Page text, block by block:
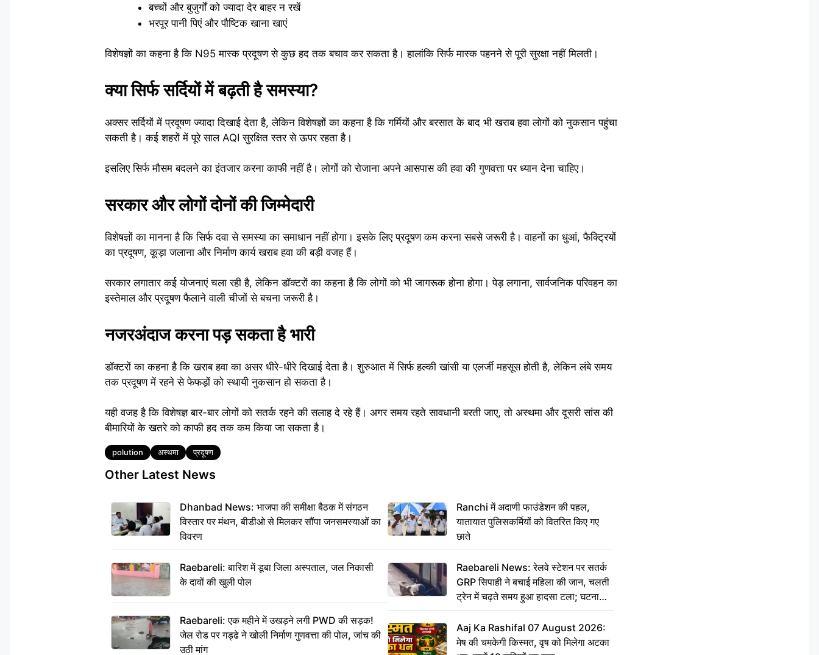
बच्चों और बुजुर्गों को ज्यादा देर बाहर न रखें
भरपूर पानी पिएं और पौष्टिक खाना खाएं
विशेषज्ञों का कहना है कि N95 मास्क प्रदूषण से कुछ हद तक बचाव कर सकता है। हालांकि सिर्फ मास्क पहनने से पूरी सुरक्षा नहीं मिलती।
क्या सिर्फ सर्दियों में बढ़ती है समस्या?
अक्सर सर्दियों में प्रदूषण ज्यादा दिखाई देता है, लेकिन विशेषज्ञों का कहना है कि गर्मियों और बरसात के बाद भी खराब हवा लोगों को नुकसान पहुंचा
सकती है। कई शहरों में पूरे साल AQI सुरक्षित स्तर से ऊपर रहता है।
इसलिए सिर्फ मौसम बदलने का इंतजार करना काफी नहीं है। लोगों को रोजाना अपने आसपास की हवा की गुणवत्ता पर ध्यान देना चाहिए।
सरकार और लोगों दोनों की जिम्मेदारी
विशेषज्ञों का मानना है कि सिर्फ दवा से समस्या का समाधान नहीं होगा। इसके लिए प्रदूषण कम करना सबसे जरूरी है। वाहनों का धुआं, फैक्ट्रियों
का प्रदूषण, कूड़ा जलाना और निर्माण कार्य खराब हवा की बड़ी वजह हैं।
सरकार लगातार कई योजनाएं चला रही है, लेकिन डॉक्टरों का कहना है कि लोगों को भी जागरूक होना होगा। पेड़ लगाना, सार्वजनिक परिवहन का
इस्तेमाल और प्रदूषण फैलाने वाली चीजों से बचना जरूरी है।
नजरअंदाज करना पड़ सकता है भारी
डॉक्टरों का कहना है कि खराब हवा का असर धीरे-धीरे दिखाई देता है। शुरुआत में सिर्फ हल्की खांसी या एलर्जी महसूस होती है, लेकिन लंबे समय
तक प्रदूषण में रहने से फेफड़ों को स्थायी नुकसान हो सकता है।
यही वजह है कि विशेषज्ञ बार-बार लोगों को सतर्क रहने की सलाह दे रहे हैं। अगर समय रहते सावधानी बरती जाए, तो अस्थमा और दूसरी सांस की
बीमारियों के खतरे को काफी हद तक कम किया जा सकता है।
Tags
polution अस्थमा प्रदूषण
Other Latest News
Dhanbad News: भाजपा की समीक्षा बैठक में संगठन
विस्तार पर मंथन, बीडीओ से मिलकर सौंपा जनसमस्याओं का
विवरण
Raebareli: बारिश में डूबा जिला अस्पताल, जल निकासी
के दावों की खुली पोल
Raebareli: एक महीने में उखड़ने लगी PWD की सड़क!
जेल रोड पर गड्ढे ने खोली निर्माण गुणवत्ता की पोल, जांच की
उठी मांग
Ranchi में अदाणी फाउंडेशन की पहल,
यातायात पुलिसकर्मियों को वितरित किए गए
छाते
Raebareli News: रेलवे स्टेशन पर सतर्क
GRP सिपाही ने बचाई महिला की जान, चलती
ट्रेन में चढ़ते समय हुआ हादसा टला; घटना
CCTV में कैद
Aaj Ka Rashifal 07 August 2026:
मेष की चमकेगी किस्मत, वृष को मिलेगा अटका